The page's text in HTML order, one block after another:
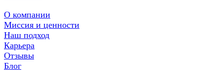
О компании
Миссия и ценности
Наш подход
Карьера
Отзывы
Блог